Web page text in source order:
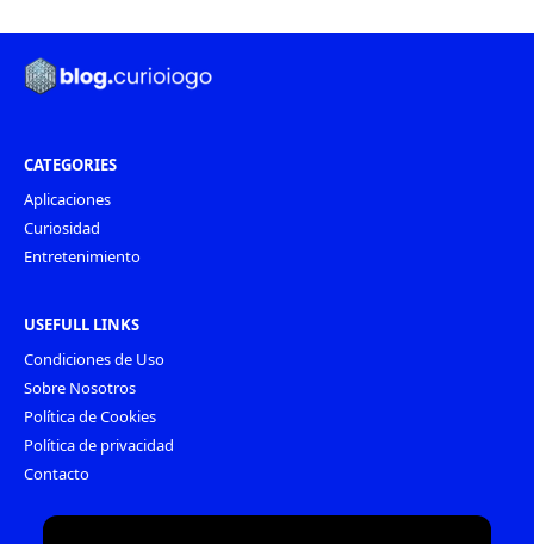
CATEGORIES
Aplicaciones
Curiosidad
Entretenimiento
USEFULL LINKS
Condiciones de Uso
Sobre Nosotros
Política de Cookies
Política de privacidad
Contacto